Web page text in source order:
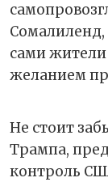
сами
желанием
Не стоит
Трампа,
контроль